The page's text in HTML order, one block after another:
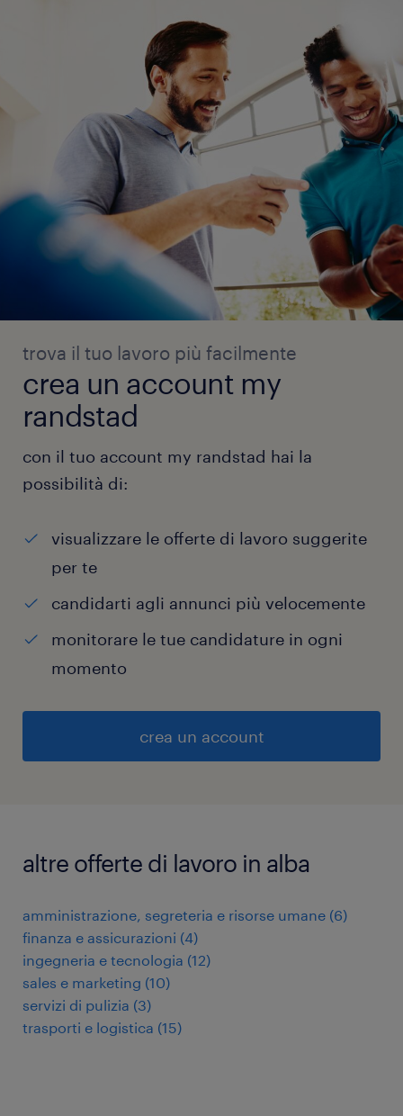
trova il tuo lavoro più facilmente
crea un account my
randstad
con il tuo account my randstad hai la
possibilità di:
visualizzare le offerte di lavoro suggerite
per te
candidarti agli annunci più velocemente
monitorare le tue candidature in ogni
momento
crea un account
altre offerte di lavoro in alba
amministrazione, segreteria e risorse umane (6)
finanza e assicurazioni (4)
ingegneria e tecnologia (12)
sales e marketing (10)
servizi di pulizia (3)
trasporti e logistica (15)